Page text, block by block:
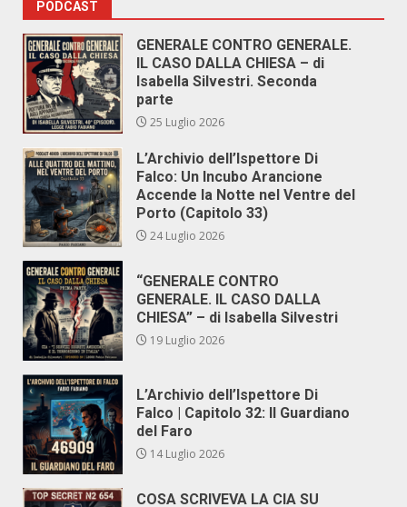
PODCAST
GENERALE CONTRO GENERALE.
IL CASO DALLA CHIESA – di
Isabella Silvestri. Seconda
parte
25 Luglio 2026
L’Archivio dell’Ispettore Di
Falco: Un Incubo Arancione
Accende la Notte nel Ventre del
Porto (Capitolo 33)
24 Luglio 2026
“GENERALE CONTRO
GENERALE. IL CASO DALLA
CHIESA” – di Isabella Silvestri
19 Luglio 2026
L’Archivio dell’Ispettore Di
Falco | Capitolo 32: Il Guardiano
del Faro
14 Luglio 2026
COSA SCRIVEVA LA CIA SU